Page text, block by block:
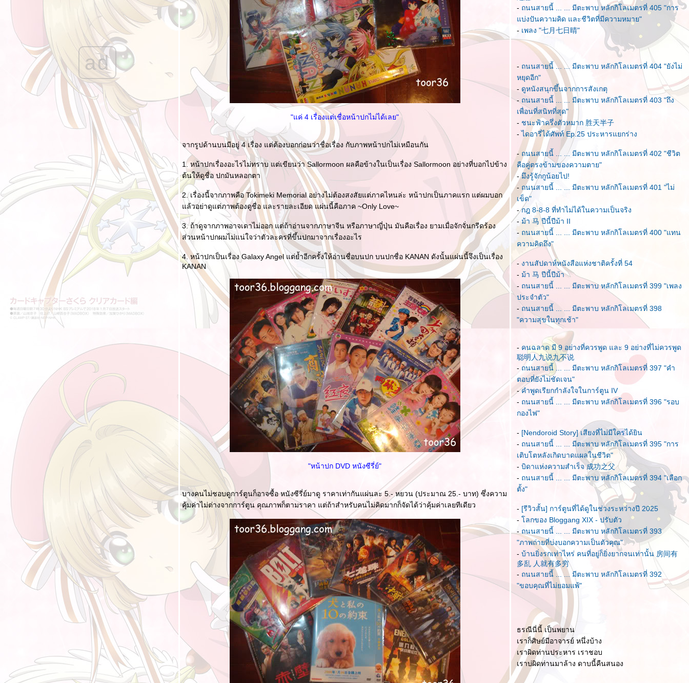
[รีวิวสั้น] การ์ตูนที่ได้ดูในช่วงระหว่างปี 2023
อาจารย์ในการ์ตูน IV
[รีวิวสั้น] การ์ตูนที่ได้ดูในช่วงระหว่างปี 2023
(1)
รวมหนังสือการ์ตูนที่ดองไว้ยังไม่ได้อ่าน ปี 2023
นิทรรศการ Café Lumière GochiUsa
[รีวิวสั้น] การ์ตูนที่ได้ดูในช่วงระหว่างปี 2022 -
Soft Power ในการ์ตูนญี่ปุ่น
คำพูดเรียกกำลังใจในการ์ตูน III
ช่องโหว่เนื้อเรื่องใน Yu Gi Oh ภาคแรก (ยูกิแม่ง
กง II)
ฟูมิ เฮาสุ กลับมาแล้ว แต่......
อปดูการ์ตูน และสำนักพิมพ์
[รีวิวสั้น] การ์ตูนที่ได้ดูในช่วงระหว่างปี 2022
ฟูมิ เฮาสุ จนกว่าจะได้พบกันอีกครั้ง
[รีวิวสั้น] การ์ตูนที่ได้ดูในช่วงระหว่างปี 2022
[รีวิวสั้น] การ์ตูนที่ได้ดูในช่วงระหว่างปี 2022
(2)
[รีวิวสั้น] การ์ตูนที่ได้ดูในช่วงระหว่างปี 2022
รวมหนังสือการ์ตูนที่ดองไว้ยังไม่ได้อ่าน ปี 2022
ช่องโหว่เนื้อเรื่องใน Yu Gi Oh ภาคแรก (ยูกิแม่ง
คุณแม่ในการ์ตูน VI
Akebi's Sailor Uniform ชุดกะลาสีของอาเคบิจัง
สาวใช้ในการ์ตูน 3
Is the Order a Rabbit? X ผลิตภัณฑ์ต่างๆ
[รีวิวสั้น] การ์ตูนที่ได้ดูในช่วงระหว่างปี 2021 -
สาวรัสเซียในอนิเม
[รีวิวสั้น] การ์ตูนที่ได้ดูในช่วงระหว่างปี 2021 ที่
[รีวิวสั้น] การ์ตูนที่ได้ดูในช่วงระหว่างปี 2021 ที่
ผ่านมา (1)
อาจารย์ในการ์ตูน III
รวมหนังสือการ์ตูนที่ดองไว้ยังไม่ได้อ่าน ปี 2021
การ์ตูนเทียบเคียงความเป็นจริง : ความดี ความ
บัตเลอร์ในการ์ตูน
[การ์ตูนสั้น] สาวน้อยเวทมนตร์มาโดกะ Side
[รีวิวสั้น] การ์ตูนที่ได้ดูในช่วงระหว่างปี 2020 ที่
ผ่านมา (2)
[รีวิวสั้น] การ์ตูนที่ได้ดูในช่วงระหว่างปี 2020 ที่
ad
"แค่ 4 เรื่องแต่เชื่อหน้าปกไม่ได้เลย"
จากรูปด้านบนมีอยู่ 4 เรื่อง แต่ต้องบอกก่อนว่าชื่อเรื่อง กับภาพหน้าปกไม่เหมือนกัน
1. หน้าปกเรื่องอะไรไม่ทราบ แต่เขียนว่า Sallormoon ผลคือข้างในเป็นเรื่อง Sallormoon อย่างที่บอกไปข้าง
ต้นให้ดูชื่อ ปกมันหลอกตา
2. เรื่องนี้จากภาพคือ Tokimeki Memorial อย่างไม่ต้องสงสัยแต่ภาคไหนล่ะ หน้าปกเป็นภาคแรก แต่ผมบอก
ล้วอย่าดูแต่ภาพต้องดูชื่อ และรายละเอียด แผ่นนี้คือภาค ~Only Love~
3. ถ้าดูจากภาพอาจเดาไม่ออก แต่ถ้าอ่านจากภาษาจีน หรือภาษาญี่ปุ่น มันคือเรื่อง ยามเมื่อจักจั่นกรีดร้อง
ส่วนหน้าปกผมไม่แน่ใจว่าตัวละครที่ขึ้นปกมาจากเรื่องอะไร
4. หน้าปกเป็นเรื่อง Galaxy Angel แต่ย้ำอีกครั้งให้อ่านชื่อบนปก บนปกชื่อ KANAN ดังนั้นแผ่นนี้จึงเป็นเรื่อง
KANAN
"หน้าปก DVD หนังซีรี่ย์"
บางคนไม่ชอบดูการ์ตูนก็อาจซื้อ หนังซีรี่ย์มาดู ราคาเท่ากันแผ่นละ 5.- หยวน (ประมาณ 25.- บาท) ซึ่งความ
คุ้มค่าไม่ต่างจากการ์ตูน คุณภาพก็ตามราคา แต่ถ้าสำหรับคนไม่คิดมากก็จัดได้ว่าคุ้มค่าเลยทีเดียว
- ถนนสายนี้ ... ... มีตะพาบ หลักกิโลเมตรที่ 405 "การ
บ่งปันความคิด และชีวิตที่มีความหมาย"
- เพลง "七月七日晴"
- ถนนสายนี้ ... ... มีตะพาบ หลักกิโลเมตรที่ 404 "ยังไม่
หยุดอีก"
- ดูหนังสนุกขึ้นจากการสังเกตุ
- ถนนสายนี้ ... ... มีตะพาบ หลักกิโลเมตรที่ 403 "ถึง
เพื่อนที่สนิทที่สุด"
- ชนะฟ้าครึ่งตัวหมาก 胜天半子
-ไดอารี่ได้ศัพท์ Ep.25 ประหารแยกร่าง
- ถนนสายนี้ ... ... มีตะพาบ หลักกิโลเมตรที่ 402 "ชีวิต
คือคู่ตรงข้ามของความตาย"
-มึงรู้จักกูน้อยไป!
- ถนนสายนี้ ... ... มีตะพาบ หลักกิโลเมตรที่ 401 "ไม่
เข็ด"
-กฎ 8-8-8 ที่ทำไม่ได้ในความเป็นจริง
-ม้า 马 ปีนี้ปีม้า II
- ถนนสายนี้ ... ... มีตะพาบ หลักกิโลเมตรที่ 400 "แทน
ความคิดถึง"
- งานสัปดาห์หนังสือแห่งชาติครั้งที่ 54
- ม้า 马 ปีนี้ปีม้า
- ถนนสายนี้ ... ... มีตะพาบ หลักกิโลเมตรที่ 399 "เพลง
ประจำตัว"
- ถนนสายนี้ ... ... มีตะพาบ หลักกิโลเมตรที่ 398
"ความสุขในทุกเช้า"
- คนฉลาด มี 9 อย่างที่ควรพูด และ 9 อย่างที่ไม่ควรพูด
聪明人九说九不说
- ถนนสายนี้ ... ... มีตะพาบ หลักกิโลเมตรที่ 397 "คำ
ตอบที่ยังไม่ชัดเจน"
-คำพูดเรียกกำลังใจในการ์ตูน IV
- ถนนสายนี้ ... ... มีตะพาบ หลักกิโลเมตรที่ 396 "รอบ
กองไฟ"
- [Nendoroid Story] เสียงที่ไม่มีใครได้ยิน
- ถนนสายนี้ ... ... มีตะพาบ หลักกิโลเมตรที่ 395 "การ
เติบโตหลังเกิดบาดแผลในชีวิต"
- บิดาแห่งความสำเร็จ 成功之父
- ถนนสายนี้ ... ... มีตะพาบ หลักกิโลเมตรที่ 394 "เลือก
ตั้ง"
- [รีวิวสั้น] การ์ตูนที่ได้ดูในช่วงระหว่างปี 2025
- ลกของ Bloggang XIX - ปรับตัว
- ถนนสายนี้ ... ... มีตะพาบ หลักกิโลเมตรที่ 393
"ภาพถ่ายที่บ่งบอกความเป็นตัวคุณ"
- บ้านยิ่งรกเท่าไหร่ คนที่อยู่ก็ยิ่งยากจนเท่านั้น 房间有
多乱 人就有多穷
- ถนนสายนี้ ... ... มีตะพาบ หลักกิโลเมตรที่ 392
"ขอบคุณที่ไม่ยอมแพ้"
ธรณีนี่นี้ เป็นพยาน
เราก็ศิษย์มีอาจารย์ หนึ่งบ้าง
เราผิดท่านประหาร เราชอบ
เราบ่ผิดท่านมาล้าง ดาบนี้คืนสนอง